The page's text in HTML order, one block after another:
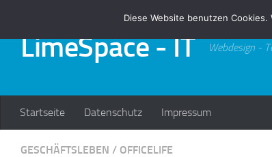
LimeSpace - IT Webdesign -
Startseite Datenschutz Impressum
GESCHÄFTSLEBEN / OFFICELIFE
Diese Website benutzen